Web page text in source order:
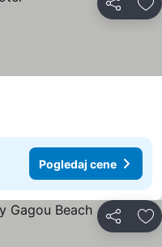
Deli
Pogledaj cene
Deli